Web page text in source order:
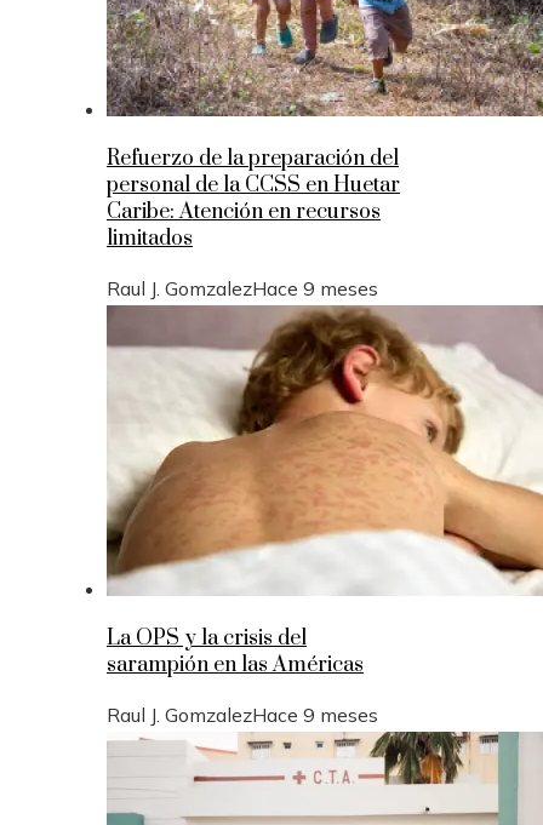
Refuerzo de la preparación del
personal de la CCSS en Huetar
Caribe: Atención en recursos
limitados
Raul J. GomzalezHace 9 meses
La OPS y la crisis del
sarampión en las Américas
Raul J. GomzalezHace 9 meses